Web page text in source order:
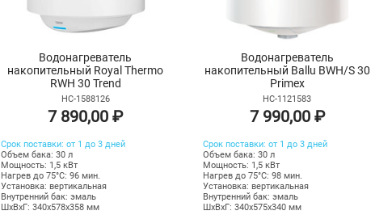
Водонагреватель
накопительный Royal Thermo
RWH 30 Trend
НС-1588126
7 890,00 ₽
Срок поставки: от 1 до 3 дней
Объем бака: 30 л
Мощность: 1,5 кВт
Нагрев до 75°С: 96 мин.
Установка: вертикальная
Внутренний бак: эмаль
ШхВхГ: 340х578х358 мм
Водонагреватель
накопительный Ballu BWH/S 30
Primex
НС-1121583
7 990,00 ₽
Срок поставки: от 1 до 3 дней
Объем бака: 30 л
Мощность: 1,5 кВт
Нагрев до 75°С: 98 мин.
Установка: вертикальная
Внутренний бак: эмаль
ШхВхГ: 340х575х340 мм